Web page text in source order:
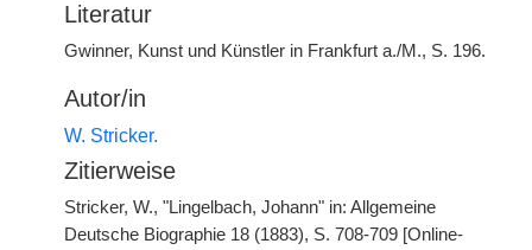
Literatur
Gwinner, Kunst und Künstler in Frankfurt a./M., S. 196.
Autor/in
W. Stricker.
Zitierweise
Stricker, W., "Lingelbach, Johann" in: Allgemeine
Deutsche Biographie 18 (1883), S. 708-709 [Online-